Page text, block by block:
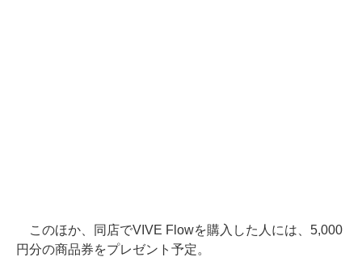
このほか、同店でVIVE Flowを購入した人には、5,000
円分の商品券をプレゼント予定。